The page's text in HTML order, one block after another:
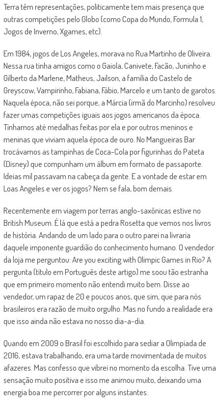
Terra têm representações, politicamente tem mais presença que
outras competições pelo Globo (como Copa do Mundo, Formula 1,
Jogos de Inverno, Xgames, etc).
Em 1984, jogos de Los Angeles, morava no Rua Martinho de Oliveira.
Nessa rua tinha amigos como o Gaiola, Canivete, Facão, Juninho e
Gilberto da Marlene, Matheus, Jailson, a família do Castelo de
Greyscow, Vampirinho, Fabiana, Fábio, Marcelo e um tanto de garotos.
Naquela época, não sei porque, a Márcia (irmã do Marcinho) resolveu
fazer umas competições iguais aos jogos americanos da época.
Tínhamos até medalhas feitas por ela e por outros meninos e
meninas que viviam aquela época de ouro. No Mangueiras Bar
trocávamos as tampinhas de Coca-Cola por figurinhas do Pateta
(Disney) que compunham um álbum em formato de passaporte.
Ideias mil passavam na cabeça da gente. E a vontade de estar em
Loas Angeles e ver os jogos? Nem se fala, bom demais.
Recentemente em viagem por terras anglo-saxônicas estive no
British Museum. É lá que está a pedra Rosetta que vemos nos livros
de história. Andando de um lado para o outro parei na livraria
daquele imponente guardião do conhecimento humano. O vendedor
da loja me perguntou: Are you exciting with Olimpic Games in Rio? A
pergunta (título em Português deste artigo) me soou tão estranha
que em primeiro momento não entendi muito bem. Disse ao
vendedor, um rapaz de 20 e poucos anos, que sim, que para nós
brasileiros era razão de muito orgulho. Mas no fundo a realidade era
que isso ainda não estava no nosso dia-a-dia.
Quando em 2009 o Brasil foi escolhido para sediar a Olimpíada de
2016, estava trabalhando, era uma tarde movimentada de muitos
afazeres. Mas confesso que vibrei no momento da escolha. Tive uma
sensação muito positiva e isso me animou muito, deixando uma
energia boa me percorrer por alguns instantes.